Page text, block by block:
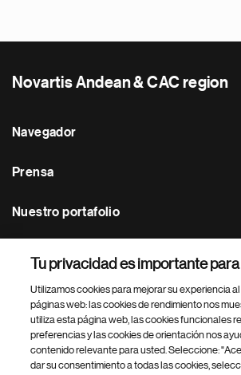
Novartis Andean & CAC region
Navegador
Prensa
Nuestro portafolio
Footer Site Search
Tu privacidad es importante
Utilizamos cookies para mejorar su experiencia
páginas web: las cookies de rendimiento nos
utiliza esta página web, las cookies funcionales
preferencias y las cookies de orientación nos
contenido relevante para usted. Seleccione:
dar su consentimiento a todas las cookies,